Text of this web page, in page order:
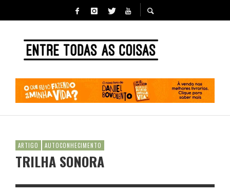
ARTIGO AUTOCONHECIMENTO
TRILHA SONORA